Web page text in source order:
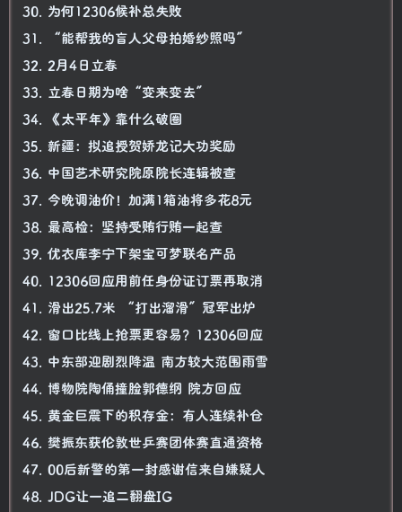
30. 为何12306候补总失败
31. “能帮我的盲人父母拍婚纱照吗”
32. 2月4日立春
33. 立春日期为啥“变来变去”
34. 《太平年》靠什么破圈
35. 新疆：拟追授贺娇龙记大功奖励
36. 中国艺术研究院原院长连辑被查
37. 今晚调油价！加满1箱油将多花8元
38. 最高检：坚持受贿行贿一起查
39. 优衣库李宁下架宝可梦联名产品
40. 12306回应用前任身份证订票再取消
41. 滑出25.7米 “打出溜滑”冠军出炉
42. 窗口比线上抢票更容易？12306回应
43. 中东部迎剧烈降温 南方较大范围雨雪
44. 博物院陶俑撞脸郭德纲 院方回应
45. 黄金巨震下的积存金：有人连续补仓
46. 樊振东获伦敦世乒赛团体赛直通资格
47. 00后新警的第一封感谢信来自嫌疑人
48. JDG让一追二翻盘IG